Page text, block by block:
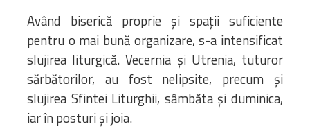
Având biserică proprie și spații suficiente
pentru o mai bună organizare, s-a intensificat
slujirea liturgică. Vecernia și Utrenia, tuturor
sărbătorilor, au fost nelipsite, precum și
slujirea Sfintei Liturghii, sâmbăta și duminica,
iar în posturi și joia.